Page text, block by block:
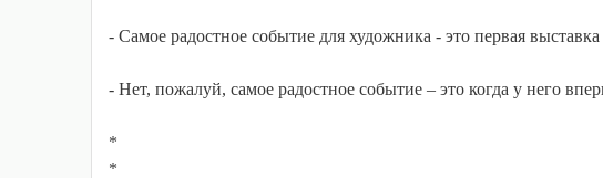
- Самое радостное событие для художника - это первая выставка
- Нет, пожалуй, самое радостное событие – это когда у него
*
*